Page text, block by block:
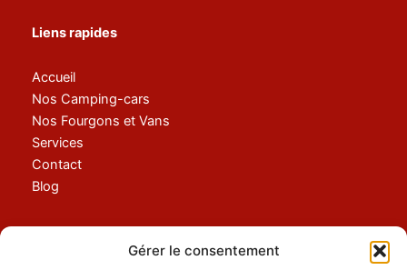
Gérer le consentement
Liens rapides
Accueil
Nos Camping-cars
Nos Fourgons et Vans
Services
Contact
Blog
Location